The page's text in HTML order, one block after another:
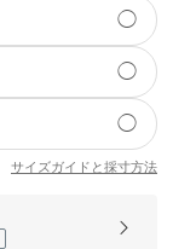
◯
◯
◯
サイズガイドと採寸方法